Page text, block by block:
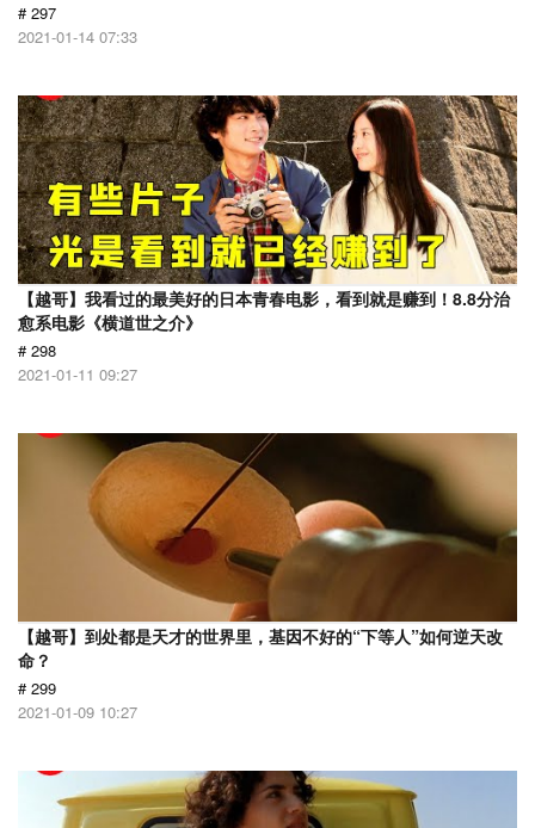
# 297
2021-01-14 07:33
【越哥】我看过的最美好的日本青春电影，看到就是赚到！8.8分治
愈系电影《横道世之介》
# 298
2021-01-11 09:27
【越哥】到处都是天才的世界里，基因不好的“下等人”如何逆天改
命？
# 299
2021-01-09 10:27